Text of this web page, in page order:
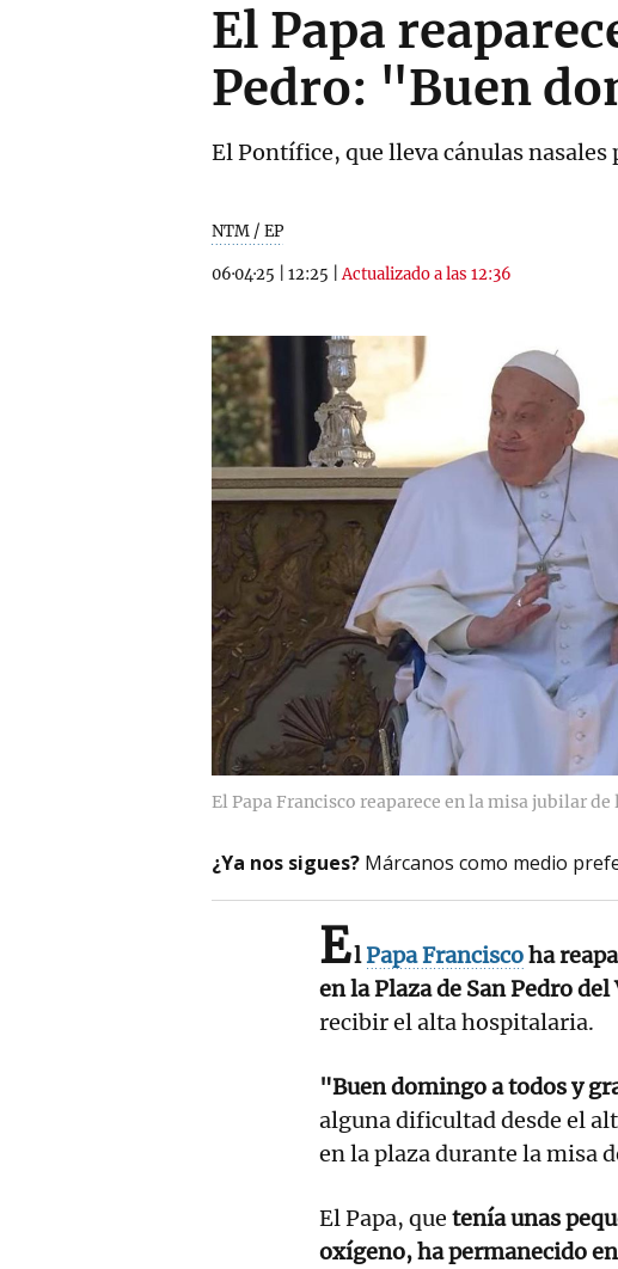
El Papa
Pedro: "Buen
El Pontífice, que lleva cánulas
NTM / EP
06·04·25 12:25 |Actualizado a las 12:36
El Papa Francisco reaparece en la misa jubilar
¿Ya nos sigues? Márcanos como medio
ElPapa Franciscoha
en la Plaza de San Pedro
recibir el alta hospitalaria.
"Buen domingo a todos y
alguna dificultad desde el
en la plaza durante la misa
El Papa, que tenía unas
oxígeno, ha permanecido